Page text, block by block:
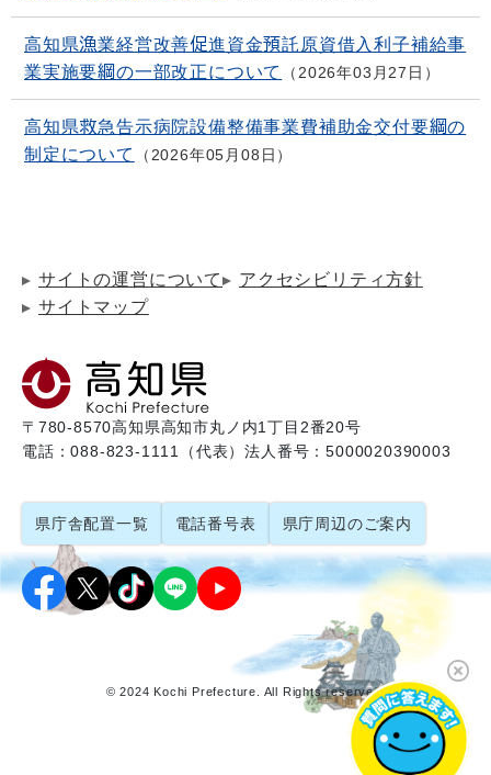
高知県漁業経営改善促進資金預託原資借入利子補給事
業実施要綱の一部改正について
2026年03月27日
高知県救急告示病院設備整備事業費補助金交付要綱の
制定について
2026年05月08日
サイトの運営について
アクセシビリティ方針
サイトマップ
〒780-8570高知県高知市丸ノ内1丁目2番20号
電話：088-823-1111（代表）法人番号：5000020390003
県庁舎配置一覧 電話番号表 県庁周辺のご案内
© 2024 Kochi Prefecture. All Rights reserved.